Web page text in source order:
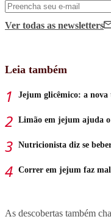
Ver todas as newsletters
Leia também
Jejum glicêmico: a nova
Limão em jejum ajuda o
Nutricionista diz se
Correr em jejum faz
As descobertas também